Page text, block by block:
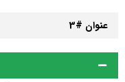
عنوان #3